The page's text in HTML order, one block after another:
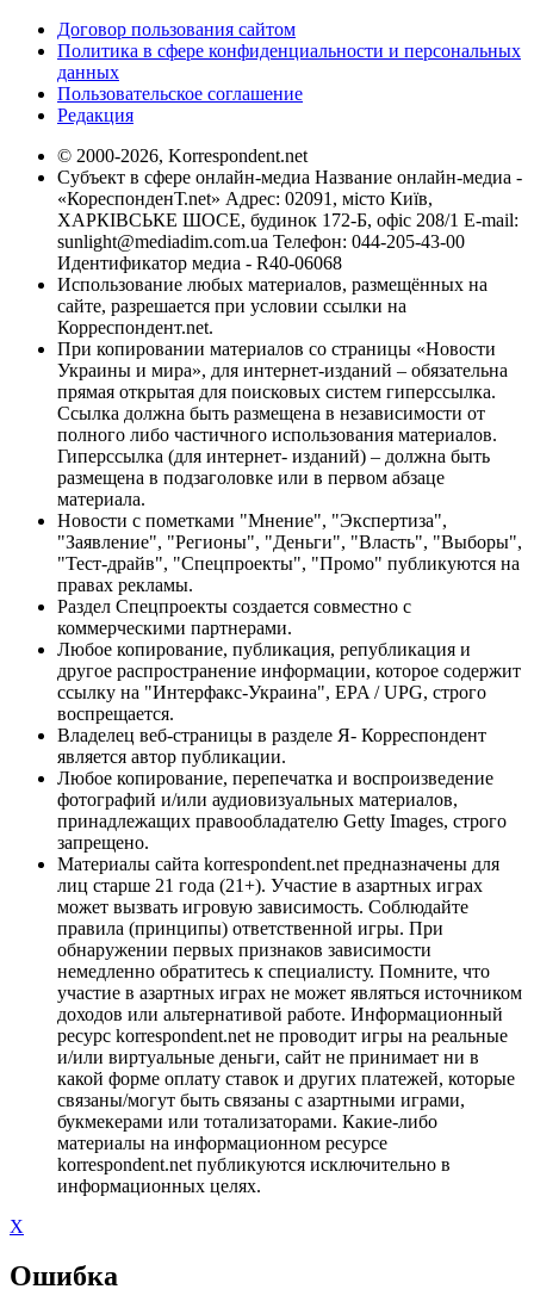
Договор пользования сайтом
Политика в сфере конфиденциальности и персональных
данных
Пользовательское соглашение
Редакция
© 2000-2026, Korrespondent.net
Субъект в сфере онлайн-медиа Название онлайн-медиа -
«КореспонденТ.net» Адрес: 02091, місто Київ,
ХАРКІВСЬКЕ ШОСЕ, будинок 172-Б, офіс 208/1 E-mail:
sunlight@mediadim.com.ua Телефон: 044-205-43-00
Идентификатор медиа - R40-06068
Использование любых материалов, размещённых на
сайте, разрешается при условии ссылки на
Корреспондент.net.
При копировании материалов со страницы «Новости
Украины и мира», для интернет-изданий – обязательна
прямая открытая для поисковых систем гиперссылка.
Ссылка должна быть размещена в независимости от
полного либо частичного использования материалов.
Гиперссылка (для интернет- изданий) – должна быть
размещена в подзаголовке или в первом абзаце
материала.
Новости с пометками "Мнение", "Экспертиза",
"Заявление", "Регионы", "Деньги", "Власть", "Выборы",
"Тест-драйв", "Спецпроекты", "Промо" публикуются на
правах рекламы.
Раздел Спецпроекты создается совместно с
коммерческими партнерами.
Любое копирование, публикация, републикация и
другое распространение информации, которое содержит
ссылку на "Интерфакс-Украина", EPA / UPG, строго
воспрещается.
Владелец веб-страницы в разделе Я- Корреспондент
является автор публикации.
Любое копирование, перепечатка и воспроизведение
фотографий и/или аудиовизуальных материалов,
принадлежащих правообладателю Getty Images, строго
запрещено.
Материалы сайта korrespondent.net предназначены для
лиц старше 21 года (21+). Участие в азартных играх
может вызвать игровую зависимость. Соблюдайте
правила (принципы) ответственной игры. При
обнаружении первых признаков зависимости
немедленно обратитесь к специалисту. Помните, что
участие в азартных играх не может являться источником
доходов или альтернативой работе. Информационный
ресурс korrespondent.net не проводит игры на реальные
и/или виртуальные деньги, сайт не принимает ни в
какой форме оплату ставок и других платежей, которые
связаны/могут быть связаны с азартными играми,
букмекерами или тотализаторами. Какие-либо
материалы на информационном ресурсе
korrespondent.net публикуются исключительно в
информационных целях.
X
Ошибка